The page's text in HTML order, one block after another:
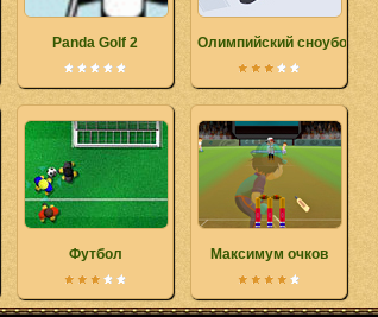
Panda Golf 2 Олимпийский сноуборд
Футбол Максимум очков